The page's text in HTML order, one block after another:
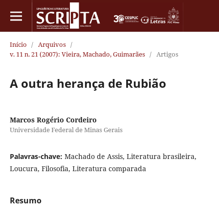
Início / Arquivos /
v. 11 n. 21 (2007): Vieira, Machado, Guimarães / Artigos
A outra herança de Rubião
Marcos Rogério Cordeiro
Universidade Federal de Minas Gerais
Palavras-chave: Machado de Assis, Literatura brasileira,
Loucura, Filosofia, Literatura comparada
Resumo